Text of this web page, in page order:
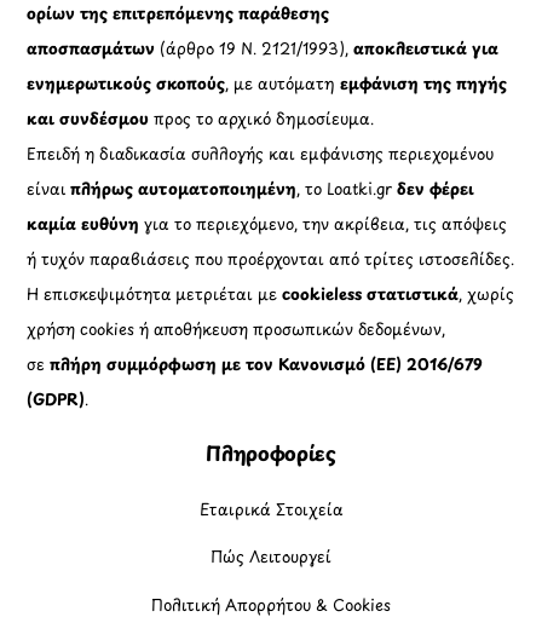
ορίων της επιτρεπόμενης παράθεσης
αποσπασμάτων (άρθρο 19 Ν. 2121/1993), αποκλειστικά για
ενημερωτικούς σκοπούς, με αυτόματηεμφάνιση της πηγής
και συνδέσμου προς το αρχικό δημοσίευμα.
Επειδή η διαδικασία συλλογής και εμφάνισης περιεχομένου
είναιπλήρως αυτοματοποιημένη, το Loatki.grδεν φέρει
καμία ευθύνη για το περιεχόμενο, την ακρίβεια, τις απόψεις
ή τυχόν παραβιάσεις που προέρχονται από τρίτες ιστοσελίδες.
Η επισκεψιμότητα μετριέται μεcookieless στατιστικά, χωρίς
χρήση cookies ή αποθήκευση προσωπικών δεδομένων,
σεπλήρη συμμόρφωση με τον Κανονισμό (ΕΕ) 2016/679
(GDPR).
Πληροφορίες
Εταιρικά Στοιχεία
Πώς Λειτουργεί
Πολιτική Απορρήτου & Cookies